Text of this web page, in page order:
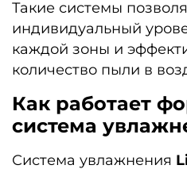
Такие системы
индивидуальный
каждой зоны и
количество пыли в
Как работает
система
Система увлажнения